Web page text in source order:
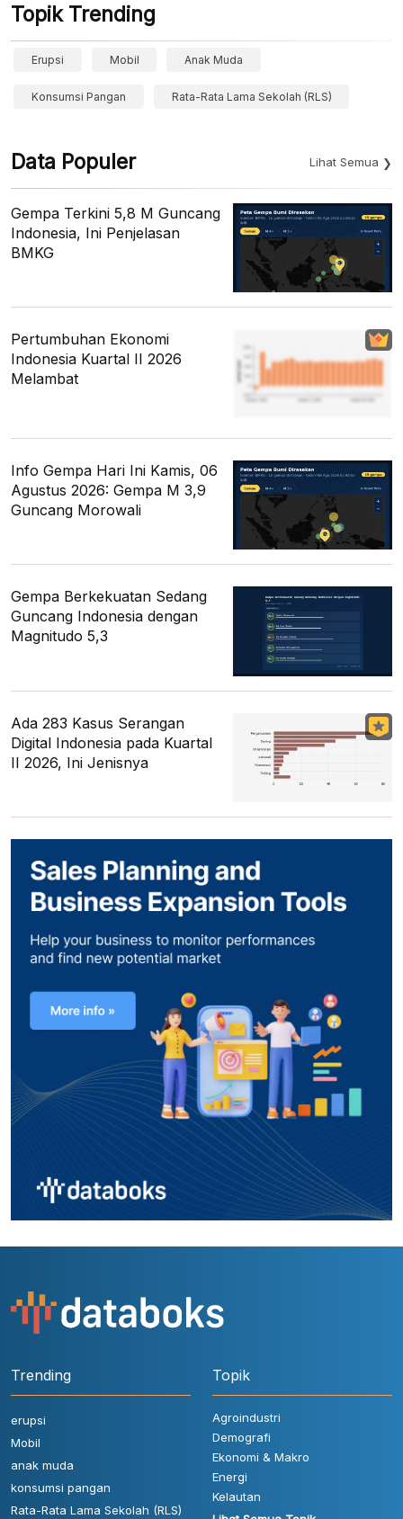
Topik Trending
Erupsi Mobil Anak Muda
Konsumsi Pangan Rata-Rata Lama Sekolah (RLS)
Data Populer Lihat Semua
Gempa Terkini 5,8 M Guncang
Indonesia, Ini Penjelasan
BMKG
Pertumbuhan Ekonomi
Indonesia Kuartal II 2026
Melambat
Info Gempa Hari Ini Kamis, 06
Agustus 2026: Gempa M 3,9
Guncang Morowali
Gempa Berkekuatan Sedang
Guncang Indonesia dengan
Magnitudo 5,3
Ada 283 Kasus Serangan
Digital Indonesia pada Kuartal
II 2026, Ini Jenisnya
Trending
erupsi
Mobil
anak muda
konsumsi pangan
Rata-Rata Lama Sekolah (RLS)
Topik
Agroindustri
Demografi
Ekonomi & Makro
Energi
Kelautan